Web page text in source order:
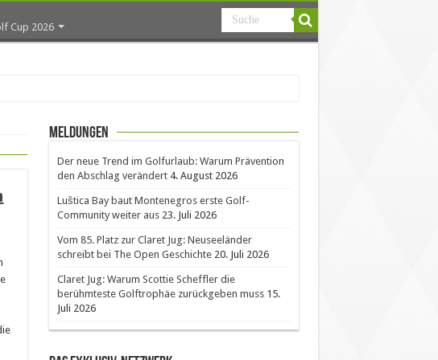
Cup 2026
Meldungen
Der neue Trend im Golfurlaub: Warum Prävention
den Abschlag verändert 4. August 2026
Luštica Bay baut Montenegros erste Golf-
Community weiter aus 23. Juli 2026
Vom 85. Platz zur Claret Jug: Neuseeländer
schreibt bei The Open Geschichte 20. Juli 2026
Claret Jug: Warum Scottie Scheffler die
berühmteste Golftrophäe zurückgeben muss 15.
Juli 2026